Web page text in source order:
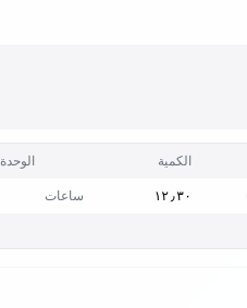
الكمية الوحدة
١٢٫٣٠ ساعات